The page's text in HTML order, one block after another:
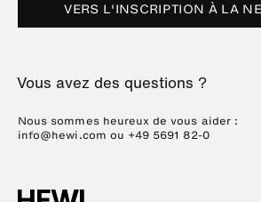
DurabilitéVERS L'INSCRIPTION À LA
Vous avez des questions ?
Nous sommes heureux de vous aider :
info@hewi.com ou +49 5691 82-0